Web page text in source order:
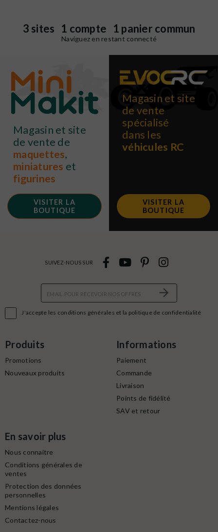
3 sites 1 compte 1 panier commun
Naviguez en restant connecté
Magasin et site
de vente de
maquettes,
miniatures et
figurines
VISITER LA
BOUTIQUE
Magasin et site
de vente
spécialisé
dans les
véhicules RC
VISITER LA
BOUTIQUE
J'accepte les conditions générales et la politique de confidentialité
SUIVEZ-NOUS SUR
Produits
Promotions
Nouveaux produits
Informations
Paiement
Commande
Livraison
Points de fidélité
SAV et retour
En savoir plus
Nous connaitre
Conditions générales de
ventes
Protection des données
personnelles
Mentions légales
Contactez-nous